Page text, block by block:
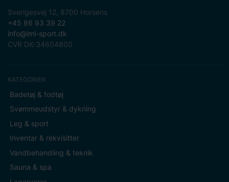
Sverigesvej 12, 8700 Horsens
+45 86 93 39 22
info@lml-sport.dk
CVR DK-34604800
KATEGORIER
Badetøj & fodtøj
Svømmeudstyr & dykning
Leg & sport
Inventar & rekvisitter
Vandbehandling & teknik
Sauna & spa